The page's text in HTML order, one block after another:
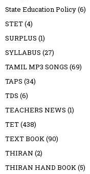
State Education Policy(6)
STET(4)
SURPLUS (1)
SYLLABUS (27)
TAMIL MP3 SONGS (69)
TAPS (34)
TDS (6)
TEACHERS NEWS (1)
TET(438)
TEXT BOOK(90)
THIRAN (2)
THIRAN HAND BOOK(5)